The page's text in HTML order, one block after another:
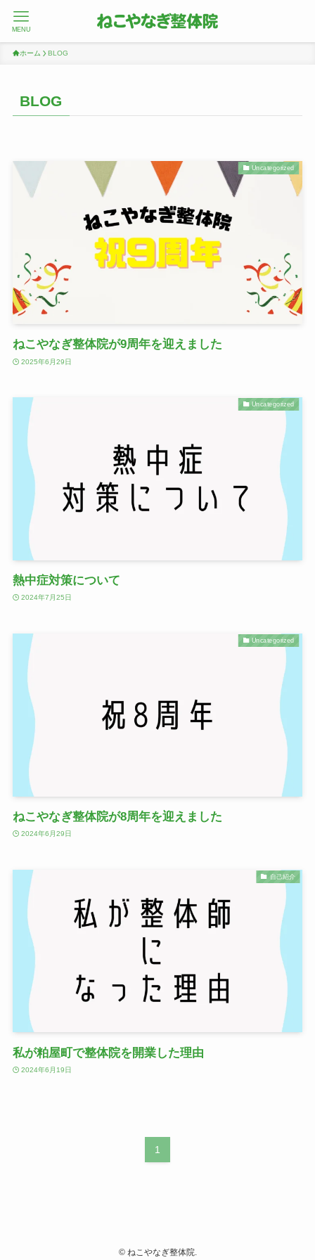
MENU
ホーム BLOG
BLOG
Uncategorized
ねこやなぎ整体院が9周年を迎えました
2025年6月29日
Uncategorized
熱中症対策について
2024年7月25日
Uncategorized
ねこやなぎ整体院が8周年を迎えました
2024年6月29日
自己紹介
私が粕屋町で整体院を開業した理由
2024年6月19日
1
©ねこやなぎ整体院.